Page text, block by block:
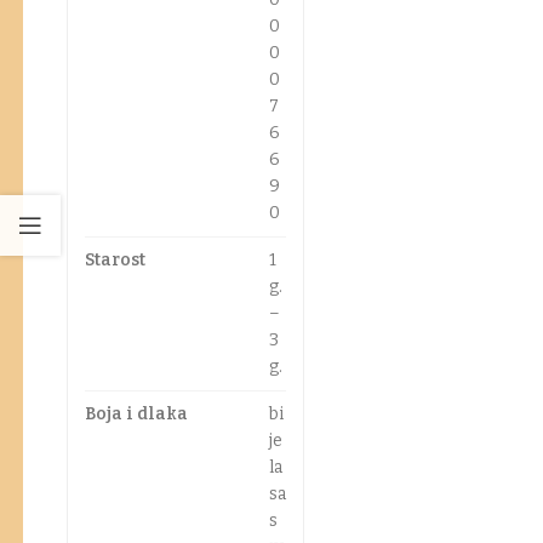
0
0
0
7
6
6
9
0
Starost
1
g.
–
3
g.
Boja i dlaka
bi
je
la
sa
s